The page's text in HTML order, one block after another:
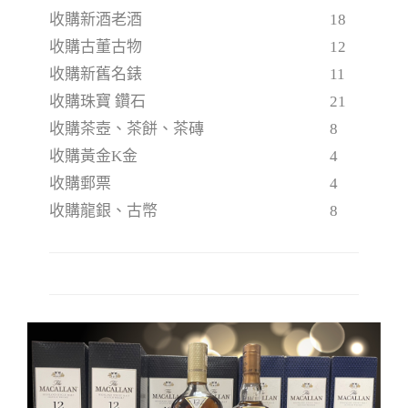
收購新酒老酒
18
收購古董古物
12
收購新舊名錶
11
收購珠寶 鑽石
21
收購茶壺、茶餅、茶磚
8
收購黃金K金
4
收購郵票
4
收購龍銀、古幣
8